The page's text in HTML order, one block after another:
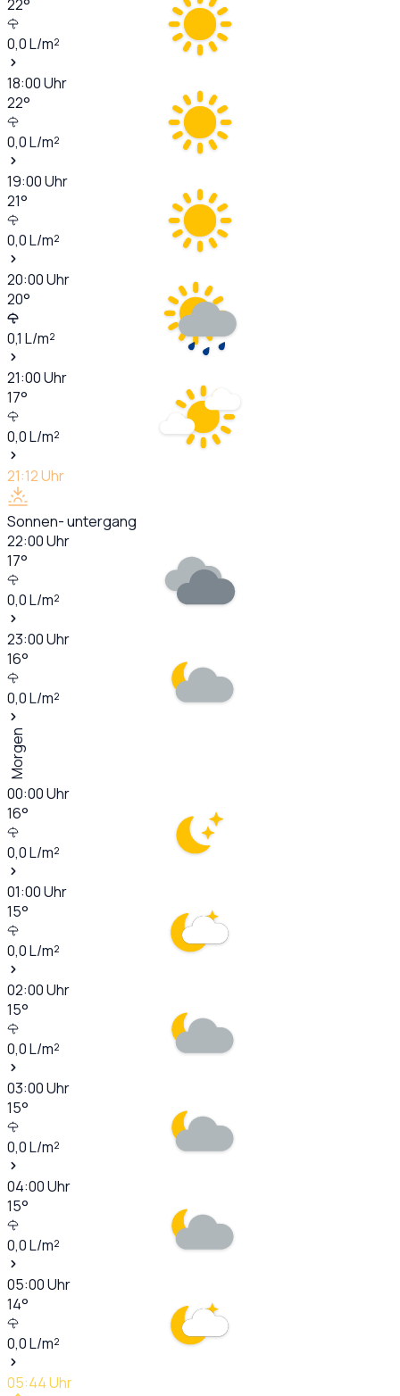
22°
0,0L/m²
18:00Uhr
22°
0,0L/m²
19:00Uhr
21°
0,0L/m²
20:00Uhr
20°
0,1 L/m²
21:00Uhr
17°
0,0L/m²
21:12Uhr
Sonnen- untergang
22:00Uhr
17°
0,0L/m²
23:00Uhr
16°
0,0L/m²
Morgen
00:00Uhr
16°
0,0L/m²
01:00Uhr
15°
0,0L/m²
02:00Uhr
15°
0,0L/m²
03:00Uhr
15°
0,0L/m²
04:00Uhr
15°
0,0L/m²
05:00Uhr
14°
0,0L/m²
05:44Uhr